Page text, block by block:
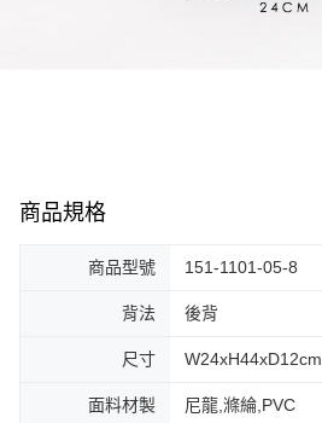
商品規格
商品型號 151-1101-05-8
背法 後背
尺寸 W24xH44xD12cm
面料材製 尼龍,滌綸,PVC